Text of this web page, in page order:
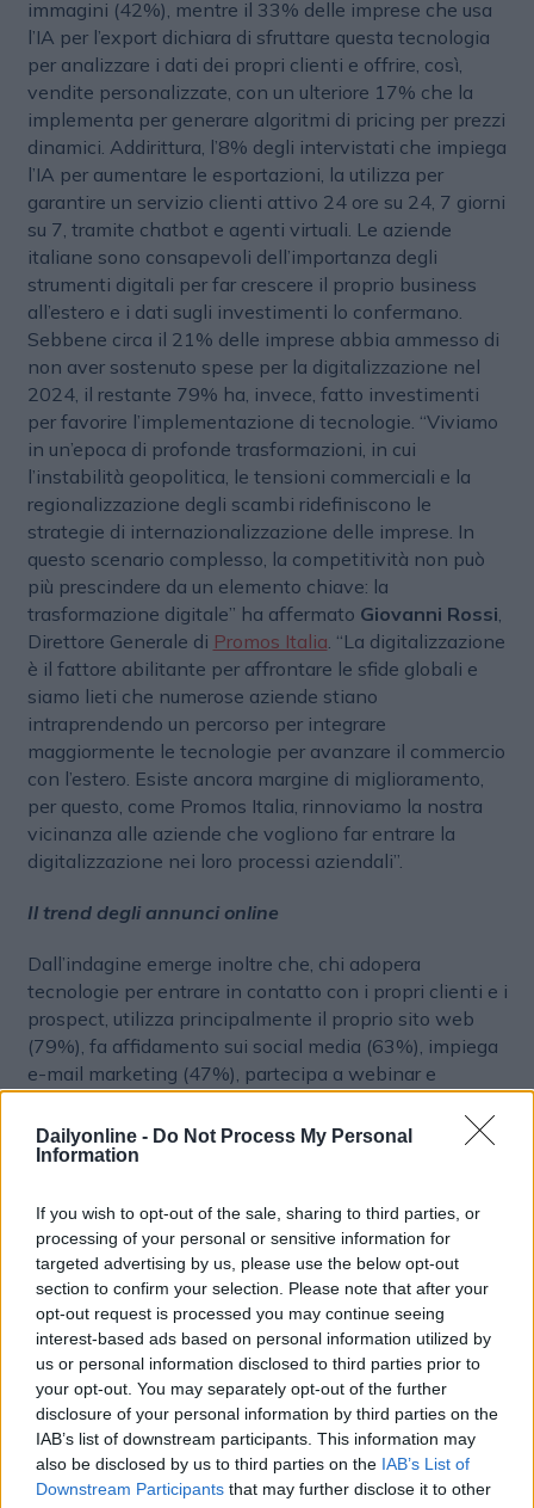
Dailyonline - Do Not Process My Personal
Information
If you wish to opt-out of the sale, sharing to third parties, or
processing of your personal or sensitive information for
targeted advertising by us, please use the below opt-out
section to confirm your selection. Please note that after your
opt-out request is processed you may continue seeing
interest-based ads based on personal information utilized by
us or personal information disclosed to third parties prior to
your opt-out. You may separately opt-out of the further
disclosure of your personal information by third parties on the
IAB’s list of downstream participants. This information may
also be disclosed by us to third parties on the IAB’s List of
Downstream Participants that may further disclose it to other
immagini (42%), mentre il 33% delle imprese che usa
l’IA per l’export dichiara di sfruttare questa tecnologia
per analizzare i dati dei propri clienti e offrire, così,
vendite personalizzate, con un ulteriore 17% che la
implementa per generare algoritmi di pricing per prezzi
dinamici. Addirittura, l’8% degli intervistati che impiega
l’IA per aumentare le esportazioni, la utilizza per
garantire un servizio clienti attivo 24 ore su 24, 7 giorni
su 7, tramite chatbot e agenti virtuali. Le aziende
italiane sono consapevoli dell’importanza degli
strumenti digitali per far crescere il proprio business
all’estero e i dati sugli investimenti lo confermano.
Sebbene circa il 21% delle imprese abbia ammesso di
non aver sostenuto spese per la digitalizzazione nel
2024, il restante 79% ha, invece, fatto investimenti
per favorire l’implementazione di tecnologie. “Viviamo
in un’epoca di profonde trasformazioni, in cui
l’instabilità geopolitica, le tensioni commerciali e la
regionalizzazione degli scambi ridefiniscono le
strategie di internazionalizzazione delle imprese. In
questo scenario complesso, la competitività non può
più prescindere da un elemento chiave: la
trasformazione digitale” ha affermato Giovanni Rossi
Direttore Generale di Promos Italia . “La digitalizzazione
è il fattore abilitante per affrontare le sfide globali e
siamo lieti che numerose aziende stiano
intraprendendo un percorso per integrare
maggiormente le tecnologie per avanzare il commercio
con l’estero. Esiste ancora margine di miglioramento,
per questo, come Promos Italia, rinnoviamo la nostra
vicinanza alle aziende che vogliono far entrare la
digitalizzazione nei loro processi aziendali”.
Il trend degli annunci online
Dall’indagine emerge inoltre che, chi adopera
tecnologie per entrare in contatto con i propri clienti e i
prospect, utilizza principalmente il proprio sito web
(79%), fa affidamento sui social media (63%), impiega
e-mail marketing (47%), partecipa a webinar e
meeting online (28%) e ricorre alle pubblicità sul web
(23%). Per quanto riguarda la gestione dei contatti dei
clienti esteri la maggior parte delle aziende utilizza file
Relationship Management, (37%), anche se il 16%
degli intervistati ha dichiarato di preferire ancora
l’agenda scritta a mano e il 15% di non utilizzare
alcuno strumento. Nonostante il 43% delle aziende
non faccia inserzioni pubblicitarie per attrarre nuovi
clienti all’estero, il 23% ha dichiarato di investire in
annunci online, il 18% in pubblicità su Google Ads, il
12% in promozioni tramite newsletter internazionali e
il 4% in campagne di retargeting sul web. Se
guardiamo ai mercati esteri di maggiore interesse per le
imprese italiane, notiamo che i primi 5 territori con cui